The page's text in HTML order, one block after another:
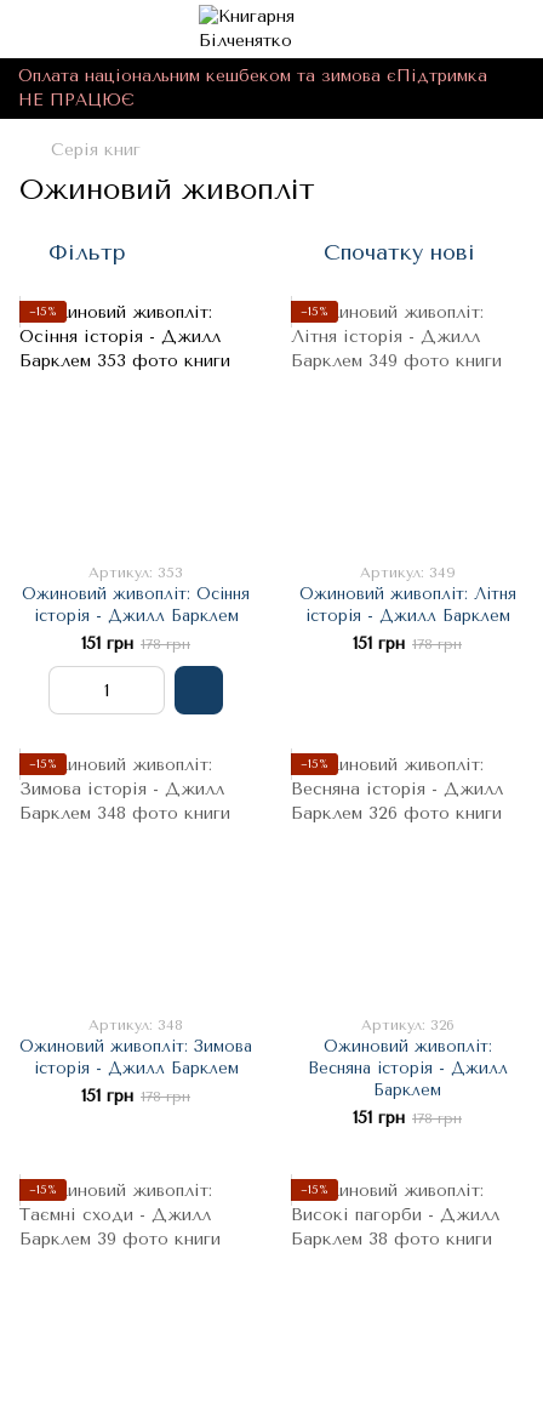
Оплата національним кешбеком та зимова єПідтримка
НЕ ПРАЦЮЄ
Серія книг
Ожиновий живопліт
Фільтр Спочатку нові
−15%
Артикул: 353
Ожиновий живопліт: Осіння
історія - Джилл Барклем
151 грн 178 грн
−15%
Артикул: 349
Ожиновий живопліт: Літня
історія - Джилл Барклем
151 грн 178 грн
−15%
Артикул: 348
Ожиновий живопліт: Зимова
історія - Джилл Барклем
151 грн 178 грн
−15%
Артикул: 326
Ожиновий живопліт:
Весняна історія - Джилл
Барклем
151 грн 178 грн
−15% −15%